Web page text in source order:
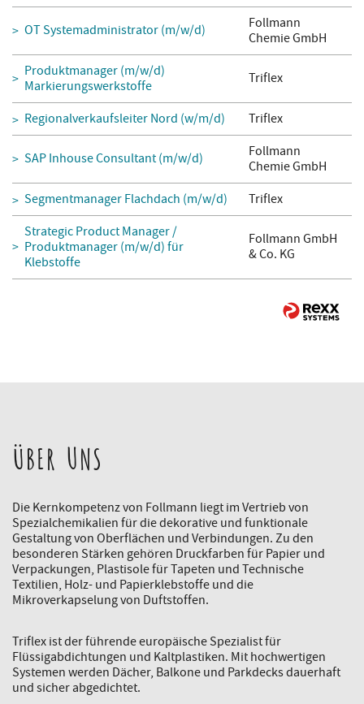
OT Systemadministrator (m/w/d)
Follmann
Chemie GmbH
Produktmanager (m/w/d)
Markierungswerkstoffe
Triflex
Regionalverkaufsleiter Nord (w/m/d) Triflex
SAP Inhouse Consultant (m/w/d)
Follmann
Chemie GmbH
Segmentmanager Flachdach (m/w/d)
Triflex
Strategic Product Manager /
Produktmanager (m/w/d) für
Klebstoffe
Follmann GmbH
& Co. KG
ÜBER UNS
Die Kernkompetenz von Follmann liegt im Vertrieb von
Spezialchemikalien für die dekorative und funktionale
Gestaltung von Oberflächen und Verbindungen. Zu den
besonderen Stärken gehören Druckfarben für Papier und
Verpackungen, Plastisole für Tapeten und Technische
Textilien, Holz- und Papierklebstoffe und die
Mikroverkapselung von Duftstoffen.
Triflex ist der führende europäische Spezialist für
Flüssigabdichtungen und Kaltplastiken. Mit hochwertigen
Systemen werden Dächer, Balkone und Parkdecks dauerhaft
und sicher abgedichtet.